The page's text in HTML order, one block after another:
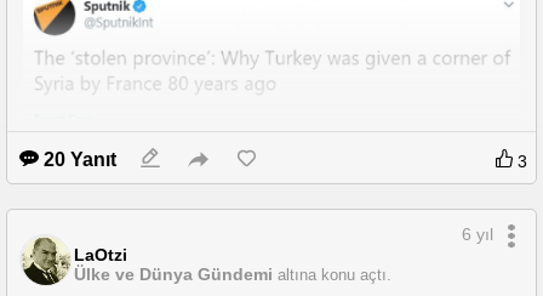
20 Yanıt 3
LaOtzi
Ülke ve Dünya Gündemi altına konu açtı.
6 yıl